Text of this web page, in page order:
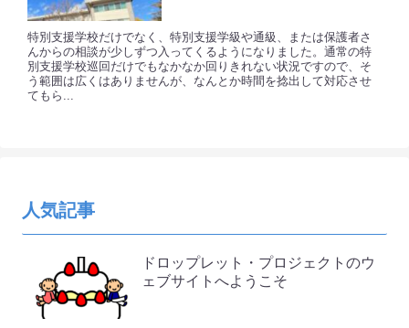
特別支援学校だけでなく、特別支援学級や通級、または保護者さ
んからの相談が少しずつ入ってくるようになりました。通常の特
別支援学校巡回だけでもなかなか回りきれない状況ですので、そ
う範囲は広くはありませんが、なんとか時間を捻出して対応させ
てもら...
人気記事
ドロップレット・プロジェクトのウ
ェブサイトへようこそ